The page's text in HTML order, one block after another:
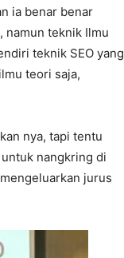
ia benar benar
namun teknik Ilmu
teknik SEO yang
teori saja,
nya, tapi tentu
nangkring di
jurus